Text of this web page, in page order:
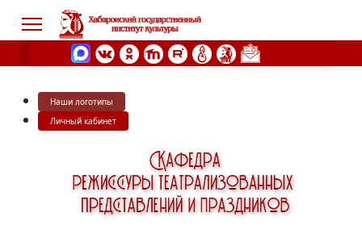
Наши логотипы
Личный кабинет